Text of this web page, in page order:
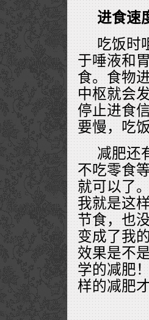
进食速
吃饭时
于唾液和
食。食物
中枢就会
停止进食
要慢，吃
减肥还
不吃零食
就可以了
我就是这
节食，也
变成了我
效果是不
学的减肥
样的减肥